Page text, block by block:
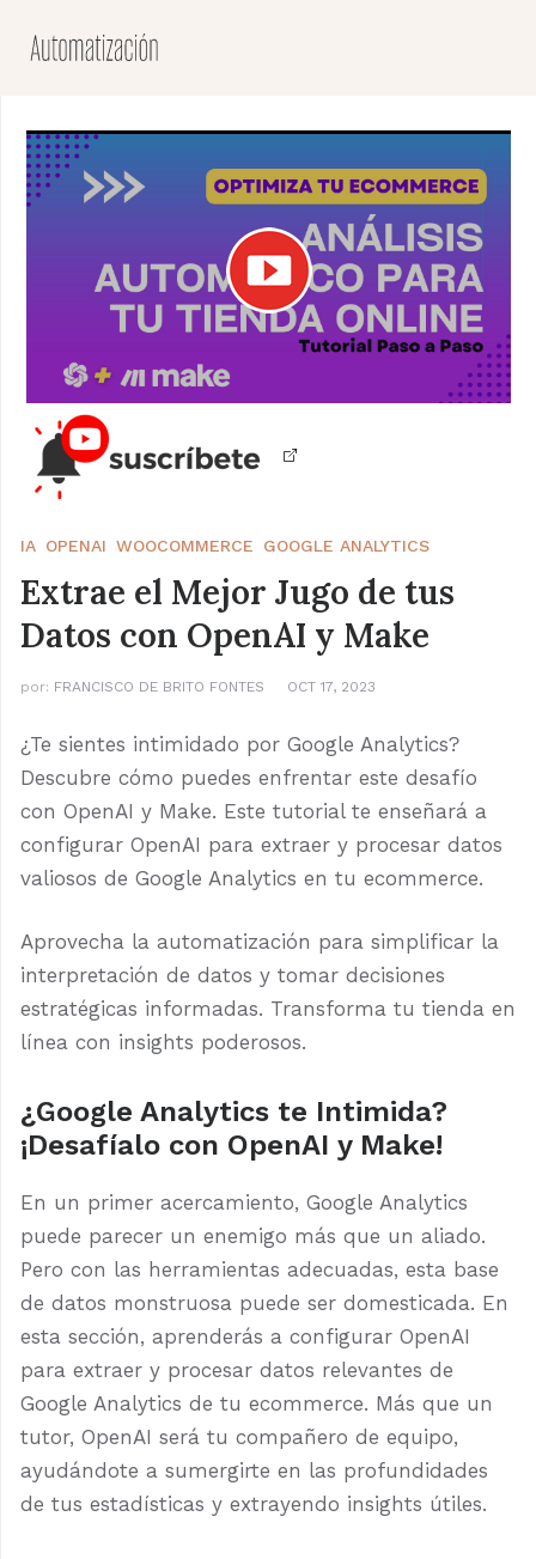
IA OPENAI WOOCOMMERCE GOOGLE ANALYTICS
Extrae el Mejor Jugo de tus
Datos con OpenAI y Make
por: FRANCISCO DE BRITO FONTES OCT 17, 2023
¿Te sientes intimidado por Google Analytics?
Descubre cómo puedes enfrentar este desafío
con OpenAI y Make. Este tutorial te enseñará a
configurar OpenAI para extraer y procesar datos
valiosos de Google Analytics en tu ecommerce.
Aprovecha la automatización para simplificar la
interpretación de datos y tomar decisiones
estratégicas informadas. Transforma tu tienda en
línea con insights poderosos.
¿Google Analytics te Intimida?
¡Desafíalo con OpenAI y Make!
En un primer acercamiento, Google Analytics
puede parecer un enemigo más que un aliado.
Pero con las herramientas adecuadas, esta base
de datos monstruosa puede ser domesticada. En
esta sección, aprenderás a configurar OpenAI
para extraer y procesar datos relevantes de
Google Analytics de tu ecommerce. Más que un
tutor, OpenAI será tu compañero de equipo,
ayudándote a sumergirte en las profundidades
de tus estadísticas y extrayendo insights útiles.